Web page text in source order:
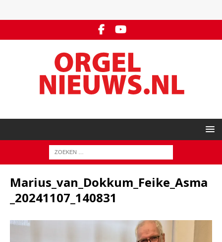
Marius_van_Dokkum_Feike_Asma
_20241107_140831